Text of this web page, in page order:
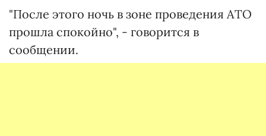
"После этого ночь в зоне проведения АТО
прошла спокойно", - говорится в
сообщении.